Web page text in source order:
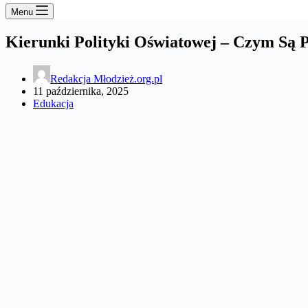
Menu
Kierunki Polityki Oświatowej – Czym Są
Redakcja Młodzież.org.pl
11 października, 2025
Edukacja